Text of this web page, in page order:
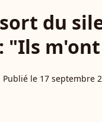
du
Publié le 17 septembre